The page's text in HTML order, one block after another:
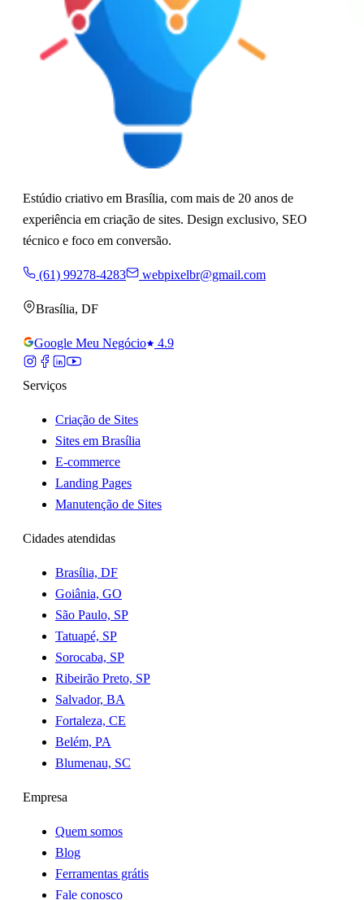
Estúdio criativo em Brasília, com mais de 20 anos de
experiência em criação de sites. Design exclusivo, SEO
técnico e foco em conversão.
(61) 99278-4283 webpixelbr@gmail.com
Brasília, DF
Google Meu Negócio 4.9
Serviços
Criação de Sites
Sites em Brasília
E-commerce
Landing Pages
Manutenção de Sites
Cidades atendidas
Brasília, DF
Goiânia, GO
São Paulo, SP
Tatuapé, SP
Sorocaba, SP
Ribeirão Preto, SP
Salvador, BA
Fortaleza, CE
Belém, PA
Blumenau, SC
Empresa
Quem somos
Blog
Ferramentas grátis
Fale conosco